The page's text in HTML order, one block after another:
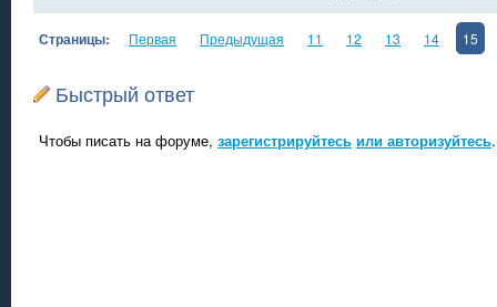
Страницы: Первая Предыдущая 11 12 13 14 15
Быстрый ответ
Чтобы писать на форуме, зарегистрируйтесь или авторизуйтесь.